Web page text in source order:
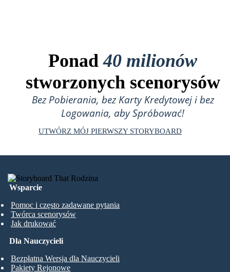
Ponad40 milionów
stworzonych scenorysów
Bez Pobierania, bez Karty Kredytowej i bez
Logowania, aby Spróbować!
UTWÓRZ MÓJ PIERWSZY STORYBOARD
Wsparcie
Pomoc i często zadawane pytania
Twórca scenorysów
Jak drukować
Dla Nauczycieli
Bezpłatna Wersja dla Nauczycieli
Pakiety Rejonowe